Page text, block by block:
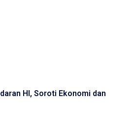
HI, Soroti Ekonomi dan